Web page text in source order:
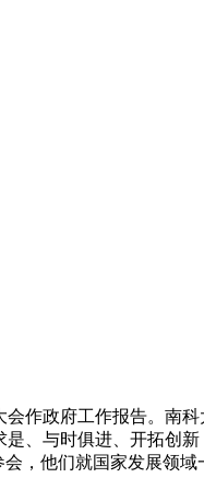
作政府工作报告。南
、与时俱进、开拓创
，他们就国家发展领